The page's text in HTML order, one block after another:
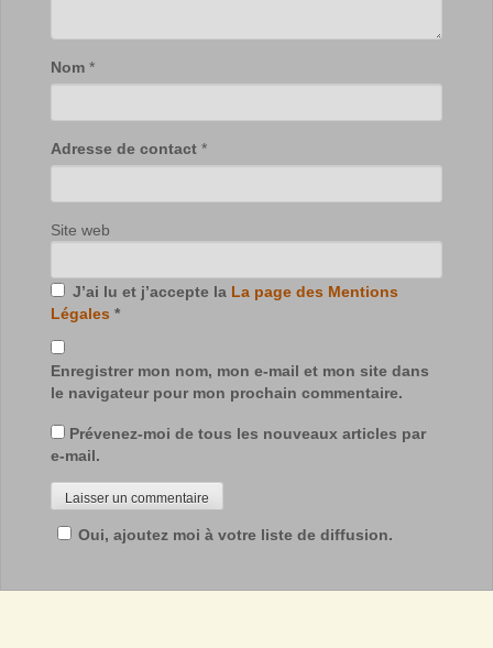
Nom *
Adresse de contact *
Site web
J’ai lu et j’accepte la La page des Mentions
Légales *
Enregistrer mon nom, mon e-mail et mon site dans
le navigateur pour mon prochain commentaire.
Prévenez-moi de tous les nouveaux articles par
e-mail.
Oui, ajoutez moi à votre liste de diffusion.